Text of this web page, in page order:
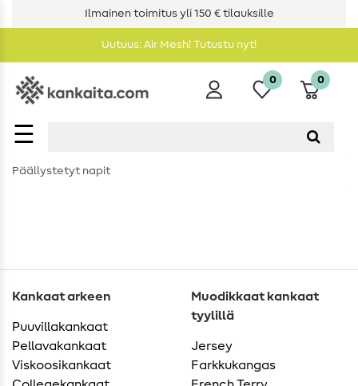
Ilmainen toimitus yli 150 € tilauksille
Uutuus: Air Mesh! Tutustu nyt!
☰
0 0
Päällystetyt napit
Kankaat arkeen
Puuvillakankaat
Pellavakankaat
Viskoosikankaat
Muodikkaat kankaat
tyylillä
Jersey
Farkkukangas